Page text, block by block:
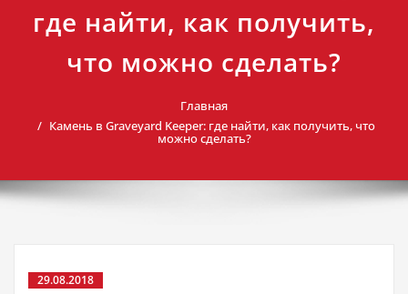
где найти, как получить,
что можно сделать?
Главная
Камень в Graveyard Keeper: где найти, как получить, что
можно сделать?
29.08.2018